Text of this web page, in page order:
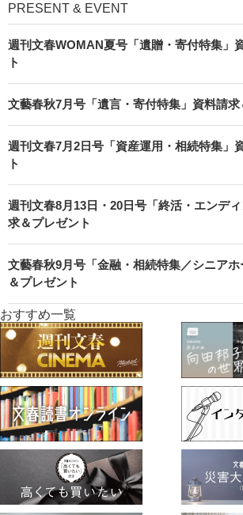
PRESENT & EVENT
週刊文春WOMAN夏号「遺贈・寄付特集」
ト
文藝春秋7月号「遺言・寄付特集」資料請求
週刊文春7月2日号「資産運用・相続特集」
ト
週刊文春8月13日・20日号「終活・エンデ
求＆プレゼント
文藝春秋9月号「金融・相続特集／シニア
＆プレゼント
おすすめ一覧